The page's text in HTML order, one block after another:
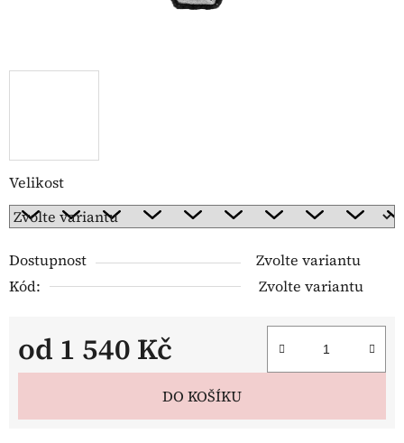
Velikost
Dostupnost
Zvolte variantu
Kód:
Zvolte variantu
od 1 540 Kč
Měrná cena:
DO KOŠÍKU